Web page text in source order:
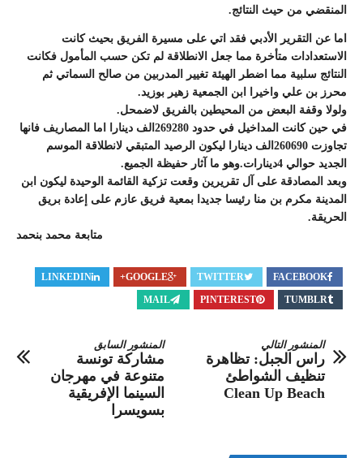
المنقضي من حيث النتائج.
اما عن التقرير الأدبي فقد اتي على مسيرة الفريق بحيث كانت
الاستعدادات متأخرة مما جعل الانطلاقة لم تكن حسب المأمول فكانت
النتائج سلبية مما اضطر الهيئة تغيير المدربين من صالح السماتي ثم
محرز بن علي واخيرا ابن الجمعية زهير بوزيد.
ولولا وقفة البعض من المحيطين بالفريق لاضمحل.
في حين كانت المداخيل في حدود 269280الف دينارا اما المصاريف فانها
تجاوزت 260690الف دينارا ليكون الرصيد المتبقي لانطلاقة الموسم
الجديد حوالي 4دينارات.وهو ما آثار حفيظة الجميع.
وبعد المصادقة على آل تقريرين وقعت تزكية القائمة الوحيدة ليكون ابن
المدينة مكرم بن منا رئيسا جديدا بمعية فريق عازم على إعادة بريق
الحريقة.
متابعة محمد بنحمد
FACEBOOK
TWITTER
GOOGLE+
LINKEDIN
TUMBLR
PINTEREST
MAIL
المنشور السابق
مشاركة تونسة
متنوعة في مهرجان
السينما الإفريقية
بسويسرا
المنشور التالي
راس الجبل: تظاهرة
تنظيف الشواطئ
Clean Up Beach